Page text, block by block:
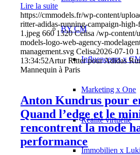
BY CM
Influenceurs x
Marketing x One
Réalité virtuelle
Immobilien x
Lire la suite
https://cmmodels.fr/wp-content/
ritter-adidas-running-campaign-
1.jpeg 660 1320 Celisa /wp-content/
models-logo-web-agency-
management.svg Celisa2026-07-10
13:34:52Artur Ritter pour Adidas
Mannequin à Paris
Anton Kundrus pour
Quand l’edge et le
rencontrent la mode
performance